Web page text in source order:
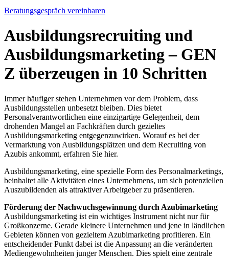
Beratungsgespräch vereinbaren
Ausbildungsrecruiting und
Ausbildungsmarketing – GEN
Z überzeugen in 10 Schritten
Immer häufiger stehen Unternehmen vor dem Problem, dass
Ausbildungsstellen unbesetzt bleiben. Dies bietet
Personalverantwortlichen eine einzigartige Gelegenheit, dem
drohenden Mangel an Fachkräften durch gezieltes
Ausbildungsmarketing entgegenzuwirken. Worauf es bei der
Vermarktung von Ausbildungsplätzen und dem Recruiting von
Azubis ankommt, erfahren Sie hier.
Ausbildungsmarketing, eine spezielle Form des Personalmarketings,
beinhaltet alle Aktivitäten eines Unternehmens, um sich potenziellen
Auszubildenden als attraktiver Arbeitgeber zu präsentieren.
Förderung der Nachwuchsgewinnung durch Azubimarketing
Ausbildungsmarketing ist ein wichtiges Instrument nicht nur für
Großkonzerne. Gerade kleinere Unternehmen und jene in ländlichen
Gebieten können von gezieltem Azubimarketing profitieren. Ein
entscheidender Punkt dabei ist die Anpassung an die veränderten
Mediengewohnheiten junger Menschen. Dies spielt eine zentrale